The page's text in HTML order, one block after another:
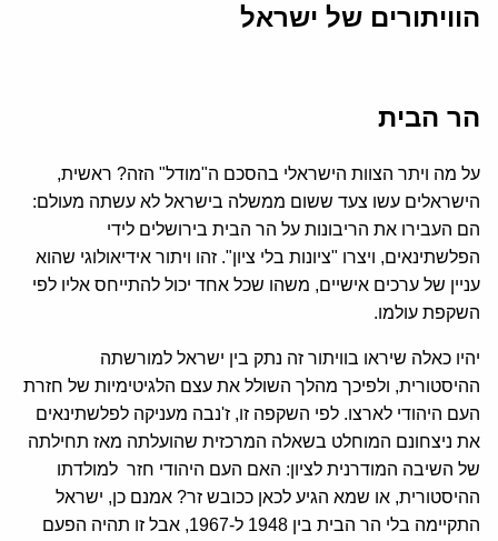
הוויתורים של ישראל
הר הבית
על מה ויתר הצוות הישראלי בהסכם ה"מודל" הזה? ראשית,
הישראלים עשו צעד ששום ממשלה בישראל לא עשתה מעולם:
הם העבירו את הריבונות על הר הבית בירושלים לידי
הפלשתינאים, ויצרו "ציונות בלי ציון". זהו ויתור אידיאולוגי שהוא
עניין של ערכים אישיים, משהו שכל אחד יכול להתייחס אליו לפי
השקפת עולמו.
יהיו כאלה שיראו בוויתור זה נתק בין ישראל למורשתה
ההיסטורית, ולפיכך מהלך השולל את עצם הלגיטימיות של חזרת
העם היהודי לארצו. לפי השקפה זו, ז'נבה מעניקה לפלשתינאים
את ניצחונם המוחלט בשאלה המרכזית שהועלתה מאז תחילתה
של השיבה המודרנית לציון: האם העם היהודי חזר למולדתו
ההיסטורית, או שמא הגיע לכאן ככובש זר? אמנם כן, ישראל
התקיימה בלי הר הבית בין 1948 ל-1967, אבל זו תהיה הפעם